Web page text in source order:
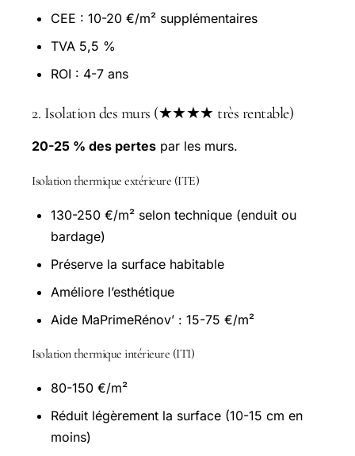
CEE : 10-20 €/m² supplémentaires
TVA 5,5 %
ROI : 4-7 ans
2. Isolation des murs (★★★★ très rentable)
20-25 % des pertes par les murs.
Isolation thermique extérieure (ITE)
130-250 €/m² selon technique (enduit ou
bardage)
Préserve la surface habitable
Améliore l’esthétique
Aide MaPrimeRénov’ : 15-75 €/m²
Isolation thermique intérieure (ITI)
80-150 €/m²
Réduit légèrement la surface (10-15 cm en
moins)